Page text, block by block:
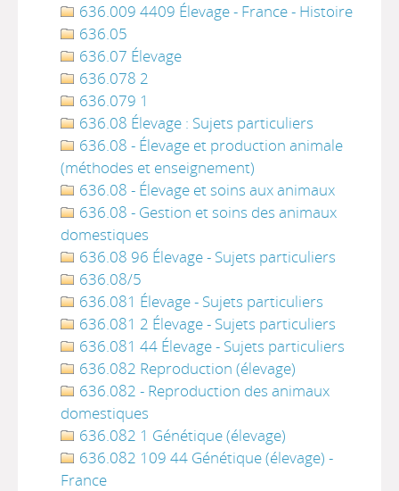
636.009 4409 Élevage - France - Histoire
636.05
636.07 Élevage
636.078 2
636.079 1
636.08 Élevage : Sujets particuliers
636.08 - Élevage et production animale
(méthodes et enseignement)
636.08 - Élevage et soins aux animaux
636.08 - Gestion et soins des animaux
domestiques
636.08 96 Élevage - Sujets particuliers
636.08/5
636.081 Élevage - Sujets particuliers
636.081 2 Élevage - Sujets particuliers
636.081 44 Élevage - Sujets particuliers
636.082 Reproduction (élevage)
636.082 - Reproduction des animaux
domestiques
636.082 1 Génétique (élevage)
636.082 109 44 Génétique (élevage) -
France